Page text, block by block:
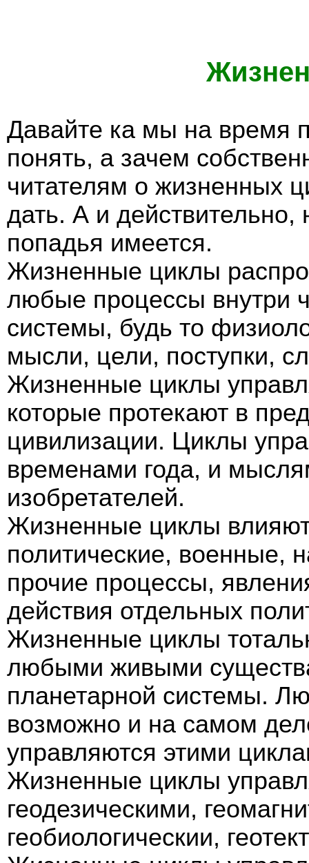
Давайте ка мы на время
понять, а зачем
читателям о жизненных
дать. А и действительно,
попадья имеется.
Жизненные циклы
любые процессы внутри
системы, будь то
мысли, цели, поступки,
Жизненные циклы
которые протекают в
цивилизации. Циклы
временами года, и
изобретателей.
Жизненные циклы
политические, военные,
прочие процессы,
действия отдельных
Жизненные циклы
любыми живыми
планетарной системы.
возможно и на самом
управляются этими
Жизненные циклы
геодезическими,
геобиологическии,